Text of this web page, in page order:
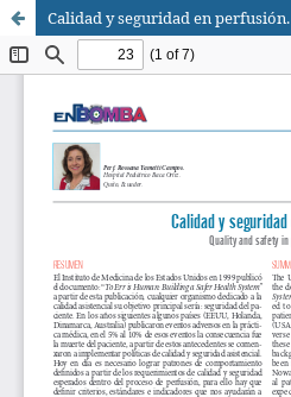
Calidad y seguridad en perfusión.